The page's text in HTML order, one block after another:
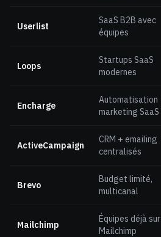
Userlist
SaaS B2B avec
équipes
Loops
Startups SaaS
modernes
Encharge
Automatisation
marketing SaaS
ActiveCampaign
CRM + emailing
centralisés
Brevo
Budget limité,
multicanal
Mailchimp
Équipes déjà sur
Mailchimp